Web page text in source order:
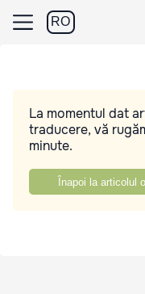
RO
La momentul dat
traducere, vă
minute.
Înapoi la articolul